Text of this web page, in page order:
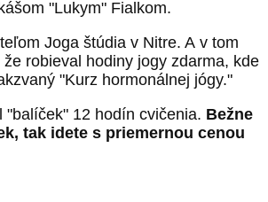
"Lukym" Fialkom.
Joga štúdia v Nitre. A v tom
robieval hodiny jogy zdarma, kde
"Kurz hormonálnej jógy."
"balíček" 12 hodín cvičenia. Bežne
tak idete s priemernou cenou